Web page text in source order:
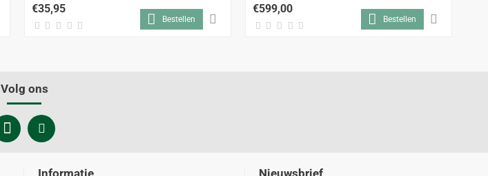
€35,95
Bestellen
€599,00
Bestellen
Volg ons
Informatie Nieuwsbrief